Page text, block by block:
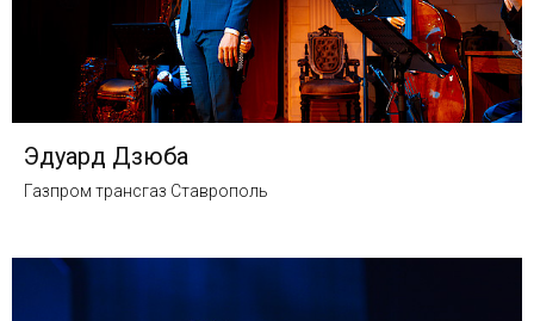
Эдуард Дзюба
Газпром трансгаз Ставрополь